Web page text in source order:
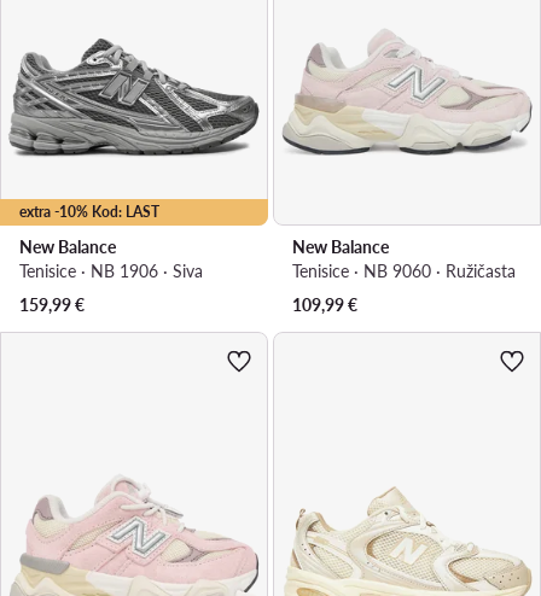
extra -10% Kod: LAST
New Balance
Tenisice · NB 1906 · Siva
159,99€
New Balance
Tenisice · NB 9060 · Ružičasta
109,99€